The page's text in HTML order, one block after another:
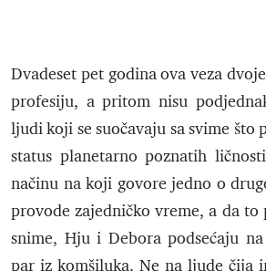
Dvadeset pet godina ova veza
profesiju, a pritom nisu
ljudi koji se suočavaju sa svime što
status planetarno poznatih
načinu na koji govore jedno o
provode zajedničko vreme, a da to
snime, Hju i Debora podsećaju
par iz komšiluka. Ne na ljude čija